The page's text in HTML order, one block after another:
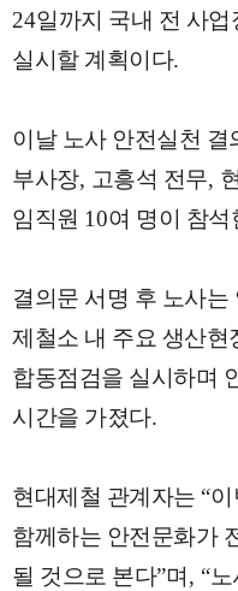
24일까지 국내 전 사
실시할 계획이다.
이날 노사 안전실천
부사장, 고흥석 전무,
임직원 10여 명이 참
결의문 서명 후 노사
제철소 내 주요 생산현
합동점검을 실시하며
시간을 가졌다.
현대제철 관계자는 “이
함께하는 안전문화가
될 것으로 본다”며 , “노